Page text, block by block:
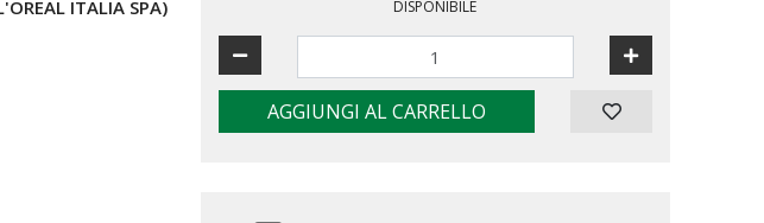
ITALIA SPA) DISPONIBILE
AGGIUNGI AL CARRELLO